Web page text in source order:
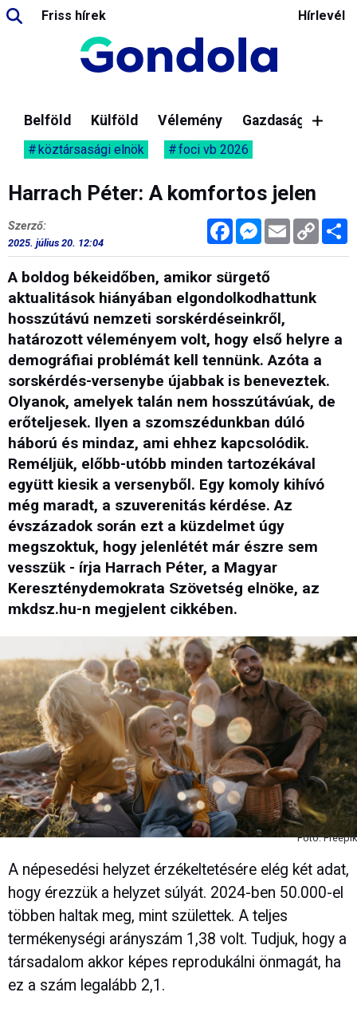
Friss hírek Hírlevél
Belföld Külföld Vélemény Gazdaság
köztársasági elnök foci vb 2026
Harrach Péter: A komfortos jelen
FacebookMessenger
Email Copy
Link
Szerző:
2025. július 20. 12:04
A boldog békeidőben, amikor sürgető
aktualitások hiányában elgondolkodhattunk
hosszútávú nemzeti sorskérdéseinkről,
határozott véleményem volt, hogy első helyre a
demográfiai problémát kell tennünk. Azóta a
sorskérdés-versenybe újabbak is beneveztek.
Olyanok, amelyek talán nem hosszútávúak, de
erőteljesek. Ilyen a szomszédunkban dúló
háború és mindaz, ami ehhez kapcsolódik.
Reméljük, előbb-utóbb minden tartozékával
együtt kiesik a versenyből. Egy komoly kihívó
még maradt, a szuverenitás kérdése. Az
évszázadok során ezt a küzdelmet úgy
megszoktuk, hogy jelenlétét már észre sem
vesszük - írja Harrach Péter, a Magyar
Kereszténydemokrata Szövetség elnöke, az
mkdsz.hu-n megjelent cikkében.
Fotó: Freepik
A népesedési helyzet érzékeltetésére elég két adat,
hogy érezzük a helyzet súlyát. 2024-ben 50.000-el
többen haltak meg, mint születtek. A teljes
termékenységi arányszám 1,38 volt. Tudjuk, hogy a
társadalom akkor képes reprodukálni önmagát, ha
ez a szám legalább 2,1.